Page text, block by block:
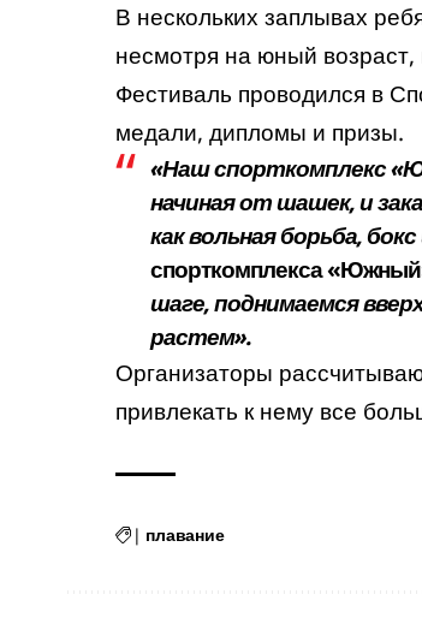
В нескольких заплывах
несмотря на юный возраст,
Фестиваль проводился в
медали, дипломы и призы.
«Наш спорткомплекс
начиная от шашек, и
как вольная борьба,
спорткомплекса
шаге, поднимаемся
растем».
Организаторы
привлекать к нему все
| плавание